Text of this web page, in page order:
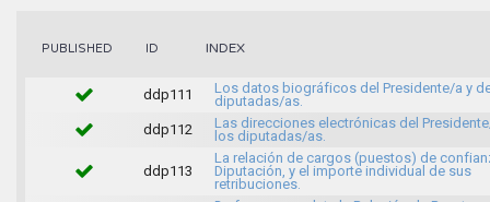
PUBLISHED ID INDEX
ddp111
Los datos biográficos del Presidente/a y
diputadas/as.
ddp112
Las direcciones electrónicas del
los diputadas/as.
ddp113
La relación de cargos (puestos) de
Diputación, y el importe individual de sus
retribuciones.